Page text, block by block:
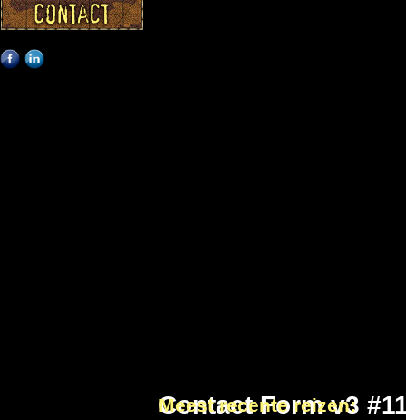
Contact Form v3
Meest recente reizen: